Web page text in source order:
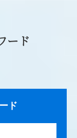
ード
ド